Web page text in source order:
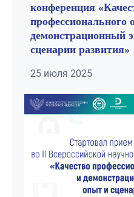
конференция
профессионального
демонстрационный
сценарии развития»
25 июля 2025